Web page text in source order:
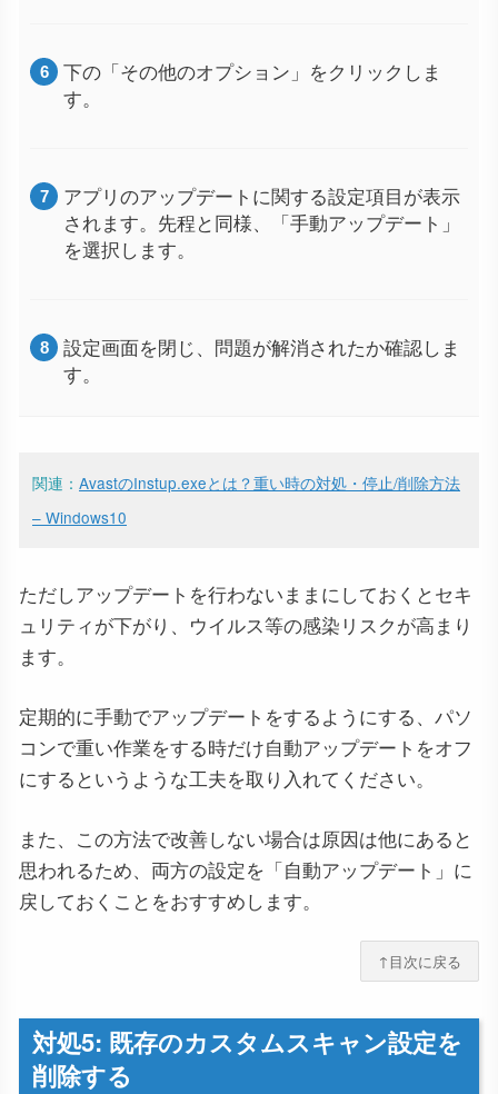
下の「その他のオプション」をクリックしま
す。
アプリのアップデートに関する設定項目が表示
されます。先程と同様、「手動アップデート」
を選択します。
設定画面を閉じ、問題が解消されたか確認しま
す。
関連： AvastのInstup.exeとは？重い時の対処・停止/削除方法
– Windows10
ただしアップデートを行わないままにしておくとセキ
ュリティが下がり、ウイルス等の感染リスクが高まり
ます。
定期的に手動でアップデートをするようにする、パソ
コンで重い作業をする時だけ自動アップデートをオフ
にするというような工夫を取り入れてください。
また、この方法で改善しない場合は原因は他にあると
思われるため、両方の設定を「自動アップデート」に
戻しておくことをおすすめします。
↑目次に戻る
対処5: 既存のカスタムスキャン設定を
削除する